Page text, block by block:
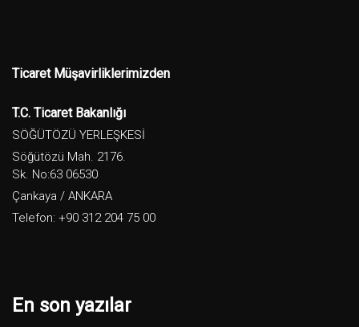
Ticaret Müşavirliklerimizden
T.C. Ticaret Bakanlığı
SÖĞÜTÖZÜ YERLEŞKESİ
Söğütözü Mah. 2176.
Sk. No:63 06530
Çankaya / ANKARA
Telefon: +90 312 204 75 00
En son yazılar